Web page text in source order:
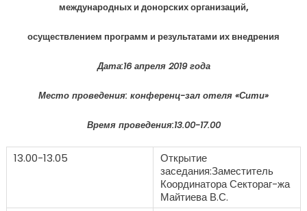
международных и донорских организаций,
осуществлением программ и результатами их внедрения
Дата:16 апреля 2019 года
Место проведения: конференц-зал отеля «Сити»
Время проведения:13.00-17.00
13.00-13.05
Открытие
заседания:Заместитель
Координатора Сектораг-жа
Майтиева В.С.